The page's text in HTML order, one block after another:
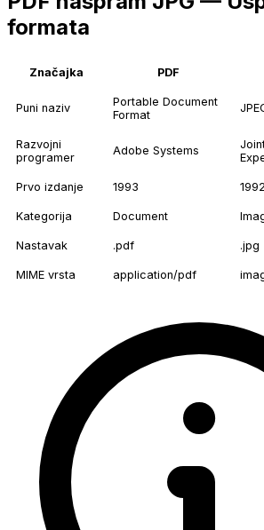
formata
Značajka PDF
Puni naziv
Portable Document
Format
Razvojni
programer
Adobe Systems
Prvo izdanje 1993 1992
Kategorija Document
Nastavak .pdf .jpg
MIME vrsta application/pdf